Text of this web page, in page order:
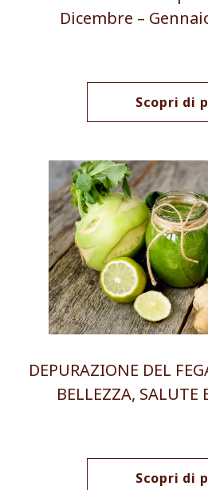
Dicembre –
Scopri di
DEPURAZIONE DEL
BELLEZZA, SALUTE
Scopri di